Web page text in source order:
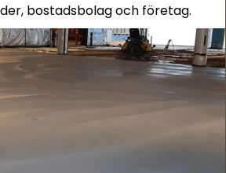
bostadsbolag och företag.